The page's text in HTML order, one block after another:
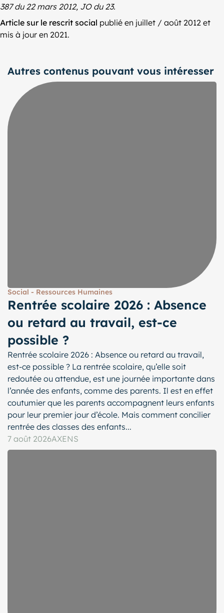
387 du 22 mars 2012, JO du 23.
Article sur le rescrit social publié en juillet / août 2012 et
mis à jour en 2021.
Autres contenus pouvant vous intéresser
Social - Ressources Humaines
Rentrée scolaire 2026 : Absence
ou retard au travail, est-ce
possible ?
Rentrée scolaire 2026 : Absence ou retard au travail,
est-ce possible ? La rentrée scolaire, qu’elle soit
redoutée ou attendue, est une journée importante dans
l’année des enfants, comme des parents. Il est en effet
coutumier que les parents accompagnent leurs enfants
pour leur premier jour d’école. Mais comment concilier
rentrée des classes des enfants...
7 août 2026AXENS